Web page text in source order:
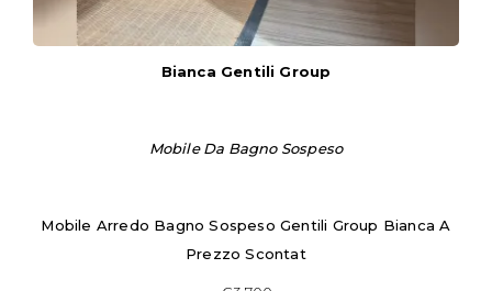
Bianca Gentili Group
Mobile Da Bagno Sospeso
Mobile Arredo Bagno Sospeso Gentili Group Bianca A
Prezzo Scontat